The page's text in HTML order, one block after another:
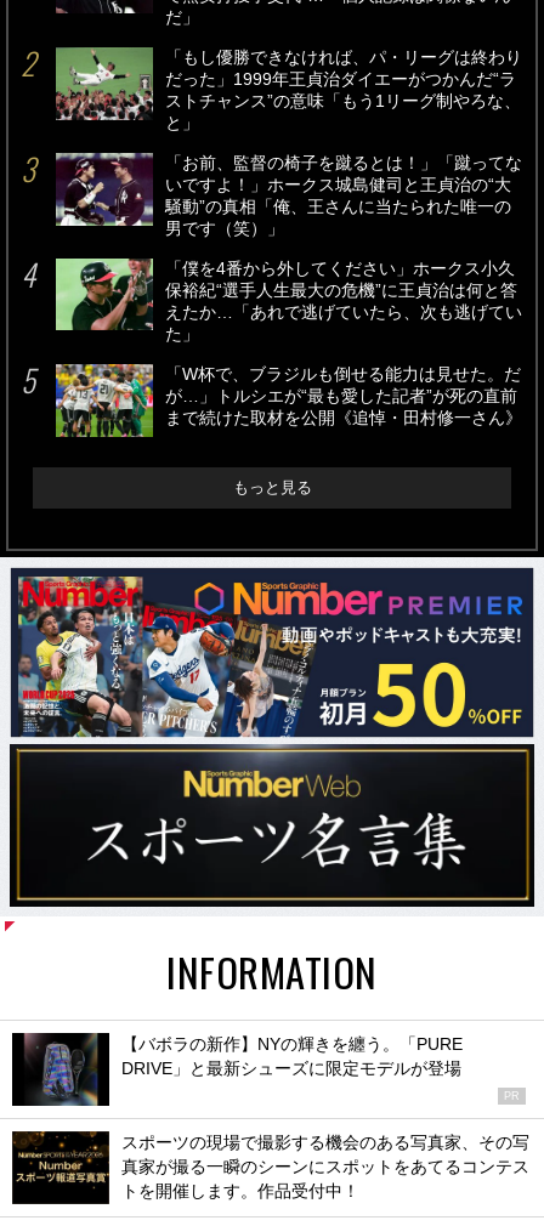
だ」
「もし優勝できなければ、パ・リーグは終わり
だった」1999年王貞治ダイエーがつかんだ“ラ
ストチャンス”の意味「もう1リーグ制やろな、
と」
「お前、監督の椅子を蹴るとは！」「蹴ってな
いですよ！」ホークス城島健司と王貞治の“大
騒動”の真相「俺、王さんに当たられた唯一の
男です（笑）」
「僕を4番から外してください」ホークス小久
保裕紀“選手人生最大の危機”に王貞治は何と答
えたか…「あれで逃げていたら、次も逃げてい
た」
「W杯で、ブラジルも倒せる能力は見せた。だ
が…」トルシエが“最も愛した記者”が死の直前
まで続けた取材を公開《追悼・田村修一さん》
もっと見る
INFORMATION
【バボラの新作】NYの輝きを纏う。「PURE
DRIVE」と最新シューズに限定モデルが登場
PR
スポーツの現場で撮影する機会のある写真家、その写
真家が撮る一瞬のシーンにスポットをあてるコンテス
トを開催します。作品受付中！